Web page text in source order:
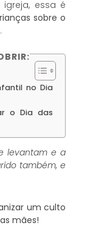
essa é
sobre o
.
no Dia
o Dia das
levantam e a
também, e
um culto
mães!